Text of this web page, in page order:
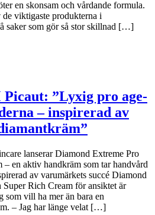
en skonsam och vårdande formula.
de viktigaste produkterna i
saker som gör så stor skillnad […]
”Lyxig pro age-
– inspirerad av
lanserar Diamond Extreme Pro
– en aktiv handkräm som tar handvård
av varumärkets succé Diamond
Rich Cream för ansiktet är
som vill ha mer än bara en
– Jag har länge velat […]